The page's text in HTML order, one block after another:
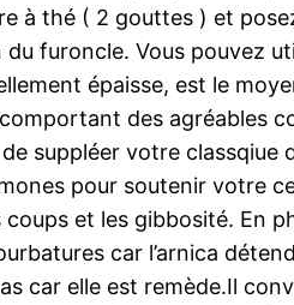
à thé ( 2 gouttes ) et
furoncle. Vous pouvez
épaisse, est le
des agréables
suppléer votre
pour soutenir votre
et les gibbosité. En
car l’arnica
car elle est remède.Il